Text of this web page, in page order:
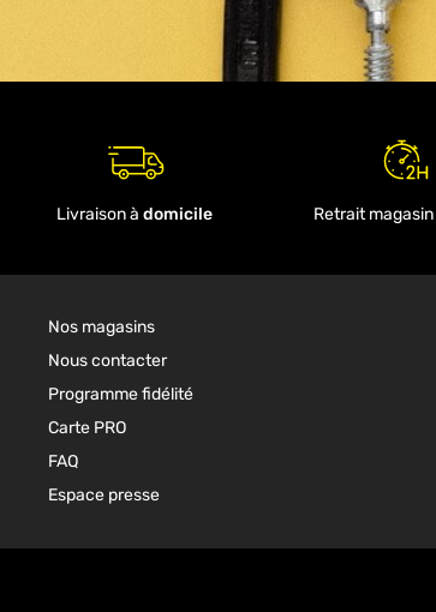
Livraison à domicile Retrait magasin
Nos magasins
Nous contacter
Programme fidélité
Carte PRO
FAQ
Espace presse